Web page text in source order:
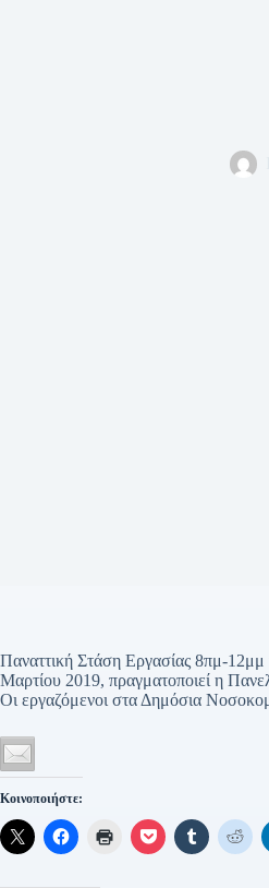
Παναττική Στάση Εργασίας 8πμ-12μμ
Μαρτίου 2019, πραγματοποιεί η
Οι εργαζόμενοι στα Δημόσια
Κοινοποιήστε: